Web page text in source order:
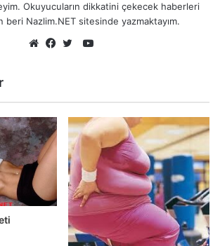
Okuyucuların dikkatini çekecek haberleri
beri Nazlim.NET sitesinde yazmaktayım.
YouTube